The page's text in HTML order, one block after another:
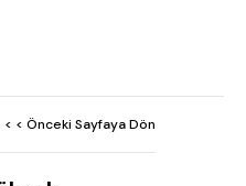
< < Önceki Sayfaya Dön